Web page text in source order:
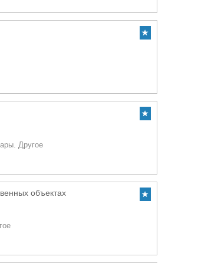
Другое
объектах